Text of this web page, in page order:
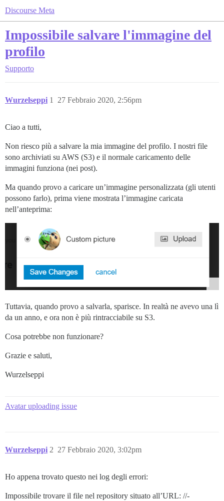
Discourse Meta
Impossibile salvare l'immagine del
profilo
Supporto
Wurzelseppi 27 Febbraio 2020, 2:56pm
1
Ciao a tutti,
Non riesco più a salvare la mia immagine del profilo. I nostri file
sono archiviati su AWS (S3) e il normale caricamento delle
immagini funziona (nei post).
Ma quando provo a caricare un’immagine personalizzata (gli utenti
possono farlo), prima viene mostrata l’immagine caricata
nell’anteprima:
Tuttavia, quando provo a salvarla, sparisce. In realtà ne avevo una lì
da un anno, e ora non è più rintracciabile su S3.
Cosa potrebbe non funzionare?
Grazie e saluti,
Wurzelseppi
Avatar uploading issue
Wurzelseppi 27 Febbraio 2020, 3:02pm
2
Ho appena trovato questo nei log degli errori:
Impossibile trovare il file nel repository situato all’URL: //-